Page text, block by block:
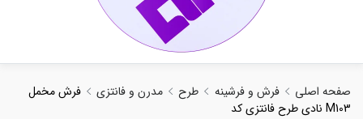
صفحه اصلی فرش و فرشینه طرح مدرن و فانتزی
فرش مخمل
نادی طرح فانتزی کد M103